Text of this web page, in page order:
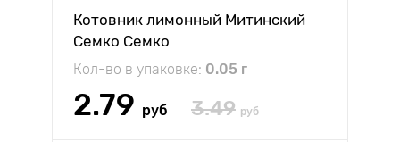
Котовник лимонный Митинский
Семко Семко
Кол-во в упаковке: 0.05 г
2.79 руб 3.49 руб